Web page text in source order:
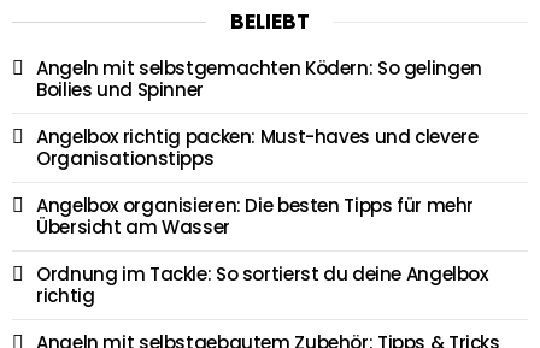
BELIEBT
Angeln mit selbstgemachten Ködern: So gelingen
Boilies und Spinner
Angelbox richtig packen: Must-haves und clevere
Organisationstipps
Angelbox organisieren: Die besten Tipps für mehr
Übersicht am Wasser
Ordnung im Tackle: So sortierst du deine Angelbox
richtig
Angeln mit selbstgebautem Zubehör: Tipps & Tricks